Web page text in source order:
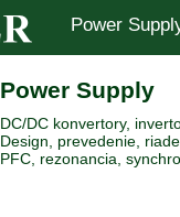
Power
Power Supply
DC/DC konvertory,
Design, prevedenie,
PFC, rezonancia,